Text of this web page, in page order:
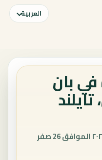
العربية
بان
تاريخ اليوم: الأحد، ٩ أغسطس ٢٠٢٦ الموافق 26 صفر